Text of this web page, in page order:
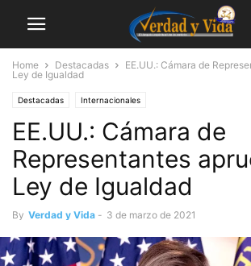
Home Destacadas
EE.UU.: Cámara de
Ley de Igualdad
Destacadas Internacionales
EE.UU.: Cámara de
Representantes
Ley de Igualdad
By Verdad y Vida - 3 de marzo de 2021